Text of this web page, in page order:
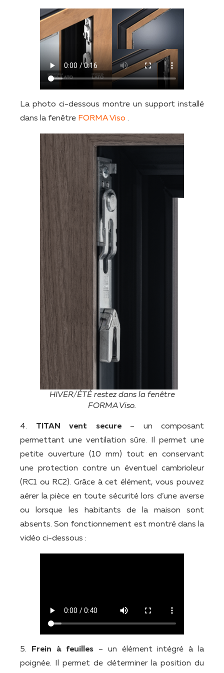
La photo ci-dessous montre un support installé
dans la fenêtre FORMA Viso .
HIVER/ÉTÉ restez dans la fenêtre
FORMA Viso.
4. TITAN vent secure– un composant
permettant une ventilation sûre. Il permet une
petite ouverture (10 mm) tout en conservant
une protection contre un éventuel cambrioleur
(RC1 ou RC2). Grâce à cet élément, vous pouvez
aérer la pièce en toute sécurité lors d’une averse
ou lorsque les habitants de la maison sont
absents. Son fonctionnement est montré dans la
vidéo ci-dessous :
5. Frein à feuilles – un élément intégré à la
poignée. Il permet de déterminer la position du